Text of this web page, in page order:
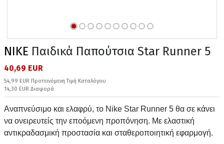
NIKE Παιδικά Παπούτσια Star Runner 5
40,69 EUR
54,99 EUR Προτεινόμενη Τιμή Καταλόγου
14,30 EUR Διαφορά
Αναπνεύσιμο και ελαφρύ, το Nike Star Runner 5 θα σε κάνει
να ονειρευτείς την εποόμενη προπόνηση. Με ελαστική
αντικραδασμική προστασία και σταθεροποιητική εφαρμογή.